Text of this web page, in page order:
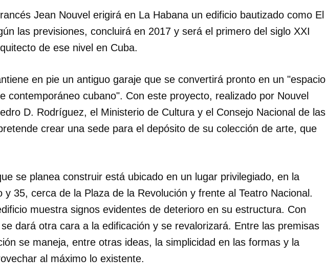
Jean Nouvel erigirá en La Habana un edificio bautizado como El
las previsiones, concluirá en 2017 y será el primero del siglo XXI
de ese nivel en Cuba.
en pie un antiguo garaje que se convertirá pronto en un "espacio
contemporáneo cubano". Con este proyecto, realizado por Nouvel
D. Rodríguez, el Ministerio de Cultura y el Consejo Nacional de las
crear una sede para el depósito de su colección de arte, que
se planea construir está ubicado en un lugar privilegiado, en la
y 35, cerca de la Plaza de la Revolución y frente al Teatro Nacional.
muestra signos evidentes de deterioro en su estructura. Con
dará otra cara a la edificación y se revalorizará. Entre las premisas
se maneja, entre otras ideas, la simplicidad en las formas y la
al máximo lo existente.